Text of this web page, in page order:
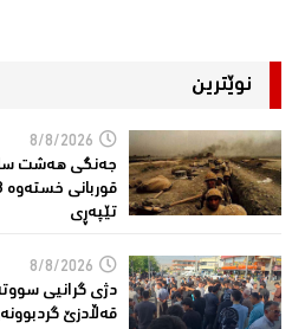
نوێترین
8/8/2026
جەنگی هەشت
تێپەڕى
8/8/2026
دژی گرانیی
قەڵادزێ‌